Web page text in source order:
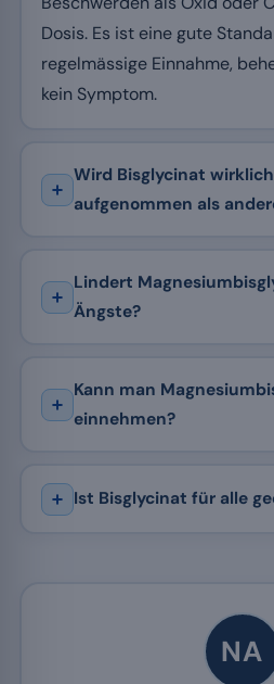
Dosis. Es ist eine gute
regelmässige Einnahme,
kein Symptom.
Wird Bisglycinat
aufgenommen als
Lindert
Ängste?
Kann man
einnehmen?
Ist Bisglycinat für alle
NA